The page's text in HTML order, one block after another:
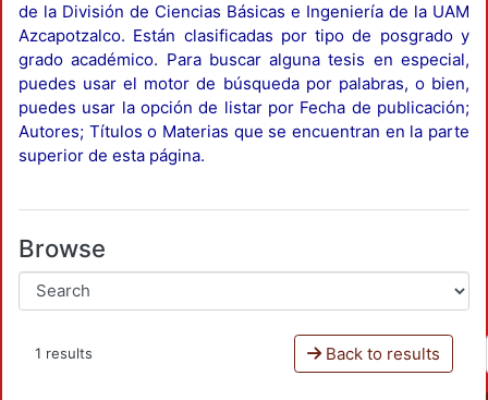
de la División de Ciencias Básicas e Ingeniería de la UAM
Azcapotzalco. Están clasificadas por tipo de posgrado y
grado académico. Para buscar alguna tesis en especial,
puedes usar el motor de búsqueda por palabras, o bien,
puedes usar la opción de listar por Fecha de publicación;
Autores; Títulos o Materias que se encuentran en la parte
superior de esta página.
Browse
1 results Back to results